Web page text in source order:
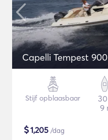
Capelli Tempest 900
Stijf opblaasbaar
9
$1,205 /dag